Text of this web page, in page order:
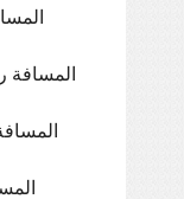
المسافة